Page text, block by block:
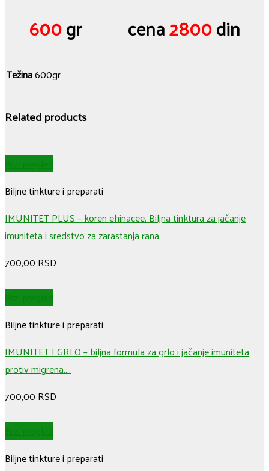
600gr cena2800din
Težina600gr
Related products
Biljne tinkture i preparati
IMUNITET PLUS – koren ehinacee. Biljna tinktura za jačanje
imuniteta i sredstvo za zarastanja rana
700,00 RSD
Biljne tinkture i preparati
IMUNITET I GRLO – biljna formula za grlo i jačanje imuniteta,
protiv migrena….
700,00 RSD
Biljne tinkture i preparati